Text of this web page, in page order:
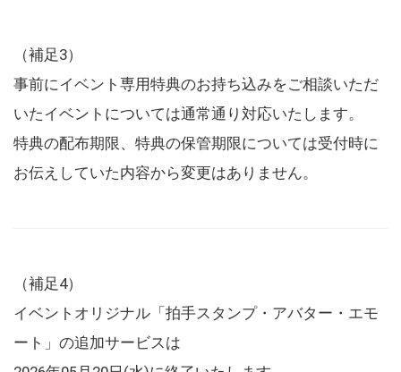
（補足3）
事前にイベント専用特典のお持ち込みをご相談いただ
いたイベントについては通常通り対応いたします。
特典の配布期限、特典の保管期限については受付時に
お伝えしていた内容から変更はありません。
（補足4）
イベントオリジナル「拍手スタンプ・アバター・エモ
ート」の追加サービスは